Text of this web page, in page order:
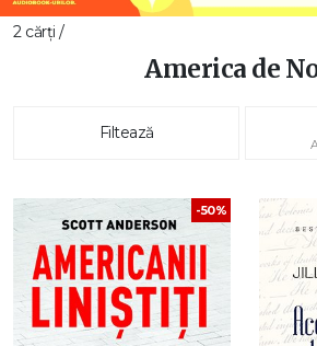
2 cărți /
America de
Filtează
-50%